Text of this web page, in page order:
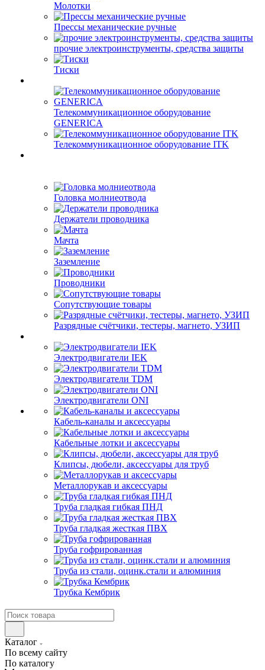
Молотки
Прессы механические ручные
прочие электроинструменты, средства защиты
Тиски
Телекоммуникационное оборудование
GENERICA
Телекоммуникационное оборудование ITK
Головка молниеотвода
Держатели проводника
Мачта
Заземление
Проводники
Сопутствующие товары
Разрядные счётчики, тестеры, магнето, УЗИП
Электродвигатели IEK
Электродвигатели TDM
Электродвигатели ONI
Кабель-каналы и аксессуары
Кабельные лотки и аксессуары
Клипсы, дюбели, аксессуары для труб
Металлорукав и аксессуары
Труба гладкая гибкая ПНД
Труба гладкая жесткая ПВХ
Труба гофрированная
Труба из стали, оцинк.стали и алюминия
Трубка Кембрик
Каталог
По всему сайту
По каталогу